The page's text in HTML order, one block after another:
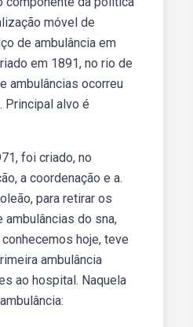
móvel de
de ambulância em
em 1891, no rio de
ambulâncias ocorreu
Principal alvo é
foi criado, no
a coordenação e a.
para retirar os
do sna,
hoje, teve
ambulância
ao hospital. Naquela